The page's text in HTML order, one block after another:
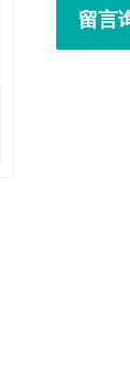
留言